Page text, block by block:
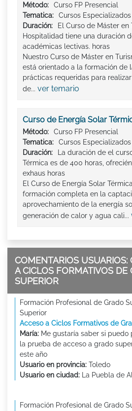
Método:
Curso FP Presencial
Tematica:
Cursos Especializados
Duración:
El Curso de Máster en
Hospitalidad tiene una duración
académicas lectivas. horas
Nuestro Curso de Máster en
está orientado a la formación de
prácticas requeridas para
de... ver temario
Curso de Energía Solar
Método:
Curso FP Presencial
Tematica:
Cursos Especializados
Duración:
La duración de el
Térmica es de 400 horas,
exhaus horas
El Curso de Energía Solar
formación completa en la
aprovechamiento de la energía
generación de calor y agua cali...
COMENTARIOS USUARIOS:
A CICLOS FORMATIVOS DE
SUPERIOR
Formación Profesional de Grado
Superior
Acceso a Ciclos Formativos de
María: Me gustaría saber si
la prueba de acceso a grado
este año
Usuario en provincia: Toledo
Usuario en ciudad: La Puebla de
Formación Profesional de Grado